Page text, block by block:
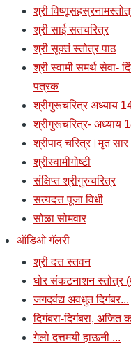
श्री
श्री साई सतचरित्र
श्री सूक्तं स्तोत्र पाठ
श्री स्वामी समर्थ सेवा-
पत्रक
श्रीगुरूचरित्र अध्याय
श्रीगुरूचरित्र- अध्याय
श्रीपाद चरित्र।मृत
श्रीस्वामीगोष्टी
संक्षिप्त श्रीगुरुचरित्र
सत्यदत्त पूजा विधी
सोळा सोमवार
ऑडिओ गॅलरी
श्री दत्त स्तवन
घोर संकटनाशन स्तोत्र
जगदवंद्य अवधुत दिगंबर...
दिगंबरा-दिगंबरा,
गेलो दत्तमयी हाऊनी ...